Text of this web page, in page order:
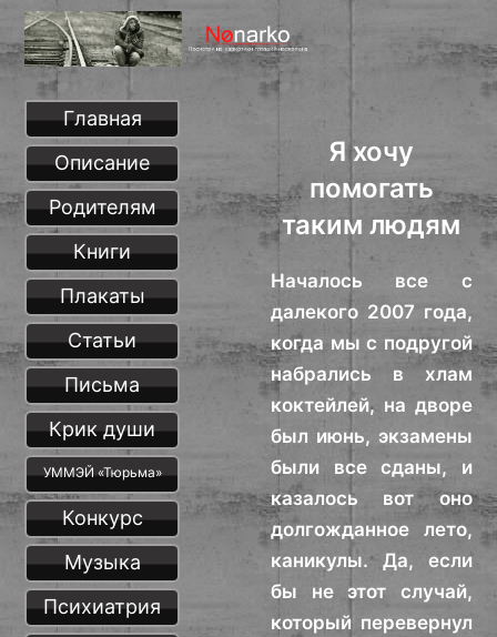
Я хочу
помогать
таким людям
Началось все с
далекого 2007 года,
когда мы с подругой
набрались в хлам
коктейлей, на дворе
был июнь, экзамены
были все сданы, и
казалось вот оно
долгожданное лето,
каникулы. Да, если
бы не этот случай,
который перевернул
Главная
Описание
Родителям
Книги
Плакаты
Статьи
Письма
Крик души
УММЭЙ «Тюрьма»
Конкурс
Музыка
Психиатрия